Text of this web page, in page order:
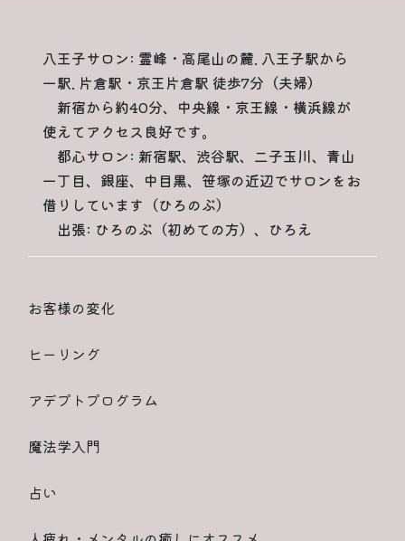
八王子サロン: 霊峰・高尾山の麓. 八王子駅から
一駅. 片倉駅・京王片倉駅 徒歩7分（夫婦）
新宿から約40分、中央線・京王線・横浜線が
使えてアクセス良好です。
都心サロン: 新宿駅、渋谷駅、二子玉川、青山
一丁目、銀座、中目黒、笹塚の近辺でサロンをお
借りしています（ひろのぶ）
出張: ひろのぶ（初めての方）、ひろえ
お客様の変化
ヒーリング
アデプトプログラム
魔法学入門
占い